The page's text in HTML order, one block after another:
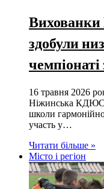
здобули
16 травня 2026
Ніжинська
школи
участь у…
Читати більше »
Місто і регіон